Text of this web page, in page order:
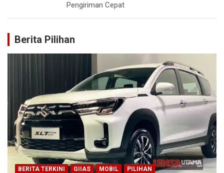
Pengiriman Cepat
Berita Pilihan
BERITA TERKINI GIIAS MOBIL PILIHAN